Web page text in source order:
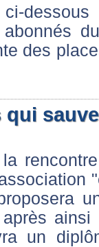
abonnés
des
un